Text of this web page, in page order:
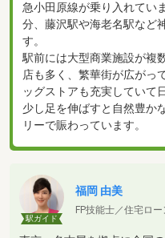
急小田原線が乗り入れてい
分、藤沢駅や海老名駅など
す。
駅前には大型商業施設が複
店も多く、繁華街が広がっ
ッグストアも充実していて
少し足を伸ばすと自然豊か
リーで賑わっています。
駅ガイド
福岡 由美
FP技能士／住宅ロ